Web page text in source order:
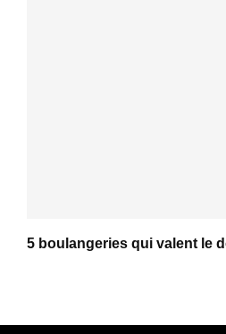
5 boulangeries qui valent le